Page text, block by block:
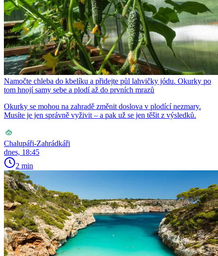
Namočte chleba do kbelíku a přidejte půl lahvičky jódu. Okurky po
tom hnojí samy sebe a plodí až do prvních mrazů
Okurky se mohou na zahradě změnit doslova v plodící nezmary.
Musíte je jen správně vyživit – a pak už se jen těšit z výsledků.
Chalupáři-Zahrádkáři
dnes, 18:45
2 min